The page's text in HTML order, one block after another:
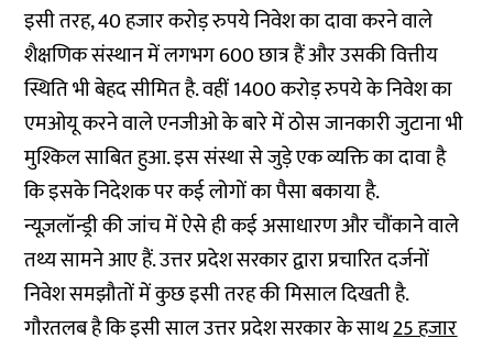
इसी तरह, 40 हजार करोड़ रुपये निवेश का दावा करने वाले
शैक्षणिक संस्थान में लगभग 600 छात्र हैं और उसकी वित्तीय
स्थिति भी बेहद सीमित है. वहीं 1400 करोड़ रुपये के निवेश का
एमओयू करने वाले एनजीओ के बारे में ठोस जानकारी जुटाना भी
मुश्किल साबित हुआ. इस संस्था से जुड़े एक व्यक्ति का दावा है
कि इसके निदेशक पर कई लोगों का पैसा बकाया है.
न्यूज़लॉन्ड्री की जांच में ऐसे ही कई असाधारण और चौंकाने वाले
तथ्य सामने आए हैं. उत्तर प्रदेश सरकार द्वारा प्रचारित दर्जनों
निवेश समझौतों में कुछ इसी तरह की मिसाल दिखती है.
गौरतलब है कि इसी साल उत्तर प्रदेश सरकार के साथ25 हजार